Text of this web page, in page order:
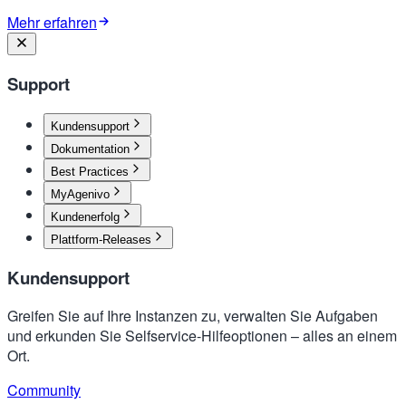
Mehr erfahren
Support
Kundensupport
Dokumentation
Best Practices
MyAgenivo
Kundenerfolg
Plattform-Releases
Kundensupport
Greifen Sie auf Ihre Instanzen zu, verwalten Sie Aufgaben
und erkunden Sie Selfservice-Hilfeoptionen – alles an einem
Ort.
Community